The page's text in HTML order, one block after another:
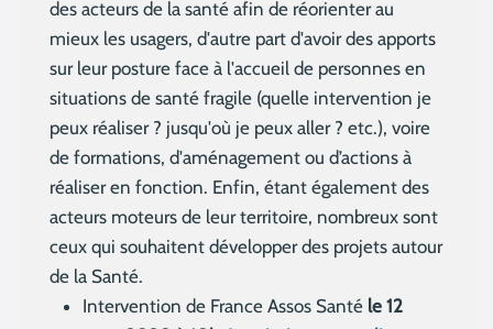
des acteurs de la santé afin de réorienter au
mieux les usagers, d'autre part d'avoir des apports
sur leur posture face à l'accueil de personnes en
situations de santé fragile (quelle intervention je
peux réaliser ? jusqu'où je peux aller ? etc.), voire
de formations, d'aménagement ou d’actions à
réaliser en fonction. Enfin, étant également des
acteurs moteurs de leur territoire, nombreux sont
ceux qui souhaitent développer des projets autour
de la Santé.
Intervention de France Assos Santé le 12